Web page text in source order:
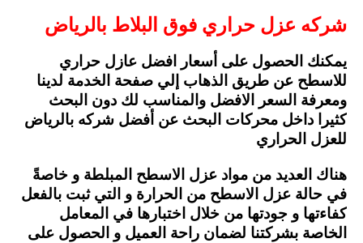
شركه عزل حراري فوق البلاط بالرياض
يمكنك الحصول على أسعار افضل عازل حراري
للاسطح عن طريق الذهاب إلي صفحة الخدمة لدينا
ومعرفة السعر الافضل والمناسب لك دون البحث
كثيرا داخل محركات البحث عن أفضل شركه بالرياض
للعزل الحراري
هناك العديد من مواد عزل الاسطح المبلطة و خاصةً
في حالة عزل الاسطح من الحرارة و التي ثبت بالفعل
كفاءتها و جودتها من خلال اختبارها في المعامل
الخاصة بشركتنا لضمان راحة العميل و الحصول على